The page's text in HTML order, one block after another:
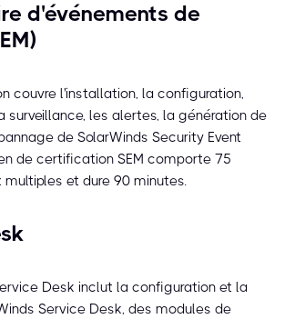
d'événements de
couvre l'installation, la configuration,
surveillance, les alertes, la génération de
de SolarWinds Security Event
de certification SEM comporte 75
multiples et dure 90 minutes.
Desk inclut la configuration et la
Service Desk, des modules de